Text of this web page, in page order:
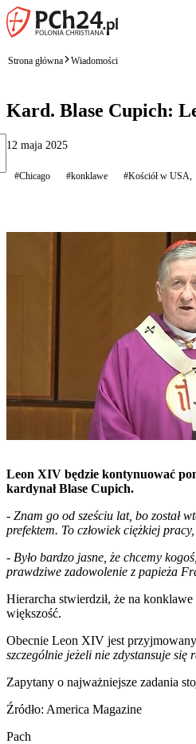
Strona główna Wiadomości
Kard. Blase Cupich:
12 maja 2025
#Chicago #konklawe #Kościół w USA,
Leon XIV będzie kontynuować
kardynał Blase Cupich.
- Znam go od sześciu lat, bo został
prefektem. To człowiek ciężkiej
- Było bardzo jasne, że chcemy
prawdziwe zadowolenie z papieża
Hierarcha stwierdził, że na
większość.
Obecnie Leon XIV jest przyjmowany
szczególnie jeżeli nie zdystansuje
Zapytany o najważniejsze zadania
Źródło: America Magazine
Pach